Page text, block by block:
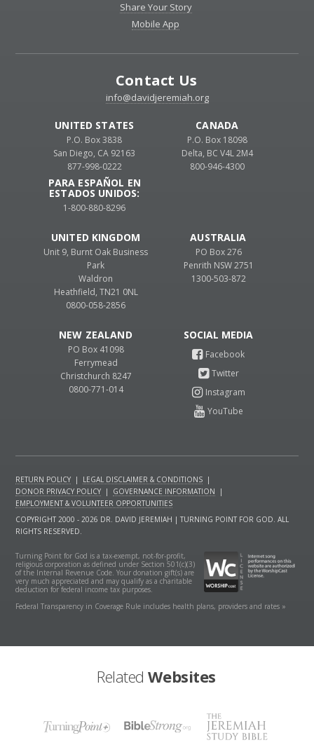
Share Your Story
Mobile App
Contact Us
info@davidjeremiah.org
UNITED STATES
P.O. Box 3838
San Diego, CA 92163
877-998-0222
PARA ESPAÑOL EN
ESTADOS UNIDOS:
1-800-880-8296
CANADA
P.O. Box 18098
Delta, BC V4L 2M4
800-946-4300
UNITED KINGDOM
Unit 9, Burnt Oak Business
Park
Waldron
Heathfield, TN21 0NL
0800-058-2856
AUSTRALIA
PO Box 276
Penrith NSW 2751
1300-503-872
NEW ZEALAND
PO Box 41098
Ferrymead
Christchurch 8247
0800-771-014
RETURN POLICY | LEGAL DISCLAIMER & CONDITIONS |
DONOR PRIVACY POLICY | GOVERNANCE INFORMATION
|
EMPLOYMENT & VOLUNTEER OPPORTUNITIES
COPYRIGHT 2000 - 2026 DR. DAVID JEREMIAH | TURNING POINT FOR GOD. ALL
RIGHTS RESERVED.
Turning Point for God is a tax-exempt, not-for-profit,
religious corporation as defined under Section 501(c)(3)
of the Internal Revenue Code. Your donation gift(s) are
very much appreciated and may qualify as a charitable
deduction for federal income tax purposes.
Federal Transparency in Coverage Rule includes health plans, providers and rates »
Related Websites